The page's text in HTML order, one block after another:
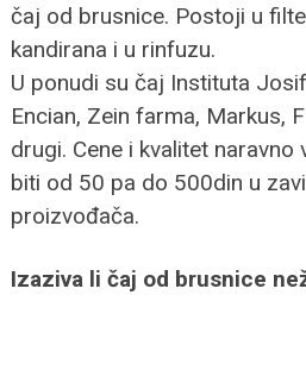
čaj od brusnice. Postoji u
kandirana i u rinfuzu.
U ponudi su čaj Instituta
Encian, Zein farma, Markus,
drugi. Cene i kvalitet naravno
biti od 50 pa do 500din u
proizvođača.
Izaziva li čaj od brusnice